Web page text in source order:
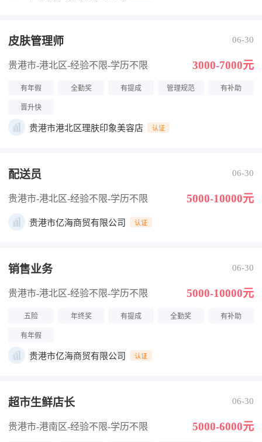
皮肤管理师 06-30
贵港市-港北区-经验不限-学历不限 3000-7000元
有年假 全勤奖 有提成 管理规范 有补助
晋升快
贵港市港北区理肤印象美容店 认证
配送员 06-30
贵港市-港北区-经验不限-学历不限 5000-10000元
贵港市亿海商贸有限公司 认证
销售业务 06-30
贵港市-港北区-经验不限-学历不限 5000-10000元
五险 年终奖 有提成 全勤奖 有补助
有年假
贵港市亿海商贸有限公司 认证
超市生鲜店长 06-30
贵港市-港南区-经验不限-学历不限 5000-6000元